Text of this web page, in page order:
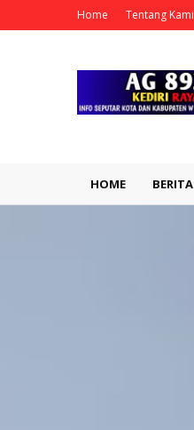
Home Tentang Kami
HOME BERITA